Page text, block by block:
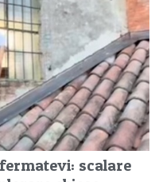
scalare